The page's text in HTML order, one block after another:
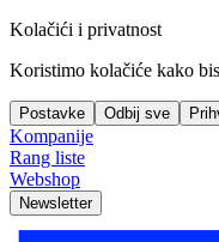
Kolačići i privatnost
Koristimo kolačiće kako
Postavke Odbij sve
Kompanije
Rang liste
Webshop
Newsletter